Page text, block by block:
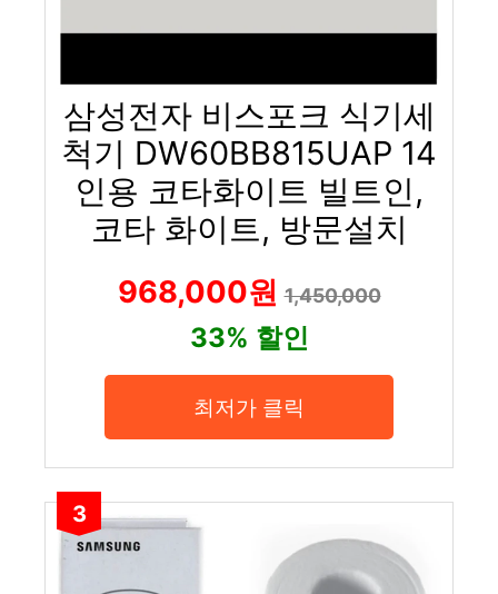
삼성전자 비스포크 식기세
척기 DW60BB815UAP 14
인용 코타화이트 빌트인,
코타 화이트, 방문설치
968,000원1,450,000
33% 할인
최저가 클릭
3